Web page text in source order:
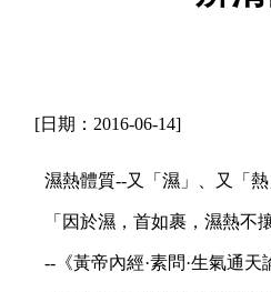
[日期：2016-06-14]
濕熱體質--又「濕」、又「熱
「因於濕，首如裹，濕熱不攘
--《黃帝內經·素問·生氣通天